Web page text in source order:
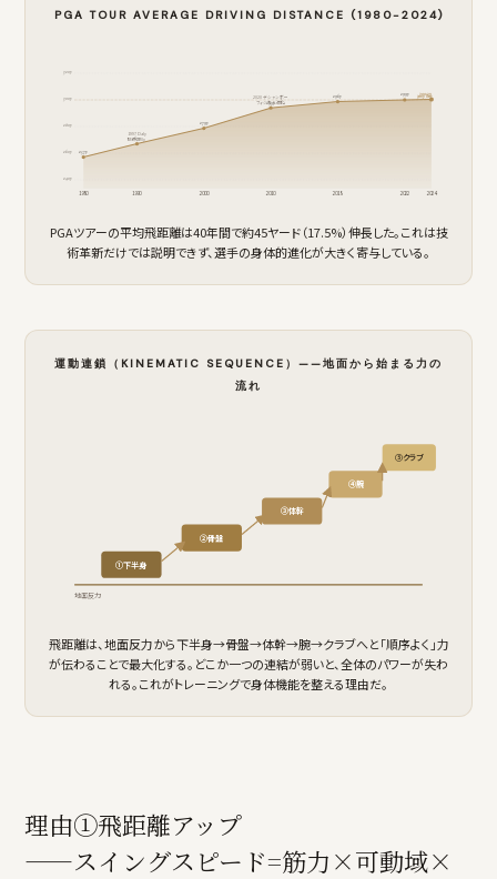
PGA TOUR AVERAGE DRIVING DISTANCE (1980-2024)
320y
300y
280y
260y
240y
300y line
257y
267y
279y
293y
296y 299y 300.2y
1980 1990 2000 2010 2018 2022 2024
1997 Daly
初の300y
2020 デシャンボー
フィジカル強化
PGAツアーの平均飛距離は40年間で約45ヤード（17.5%）伸長した。これは技
術革新だけでは説明できず、選手の身体的進化が大きく寄与している。
運動連鎖（KINEMATIC SEQUENCE）——地面から始まる力の
流れ
地面反力
①下半身
②骨盤
③体幹
④腕
⑤クラブ
飛距離は、地面反力から下半身→骨盤→体幹→腕→クラブへと「順序よく」力
が伝わることで最大化する。どこか一つの連結が弱いと、全体のパワーが失わ
れる。これがトレーニングで身体機能を整える理由だ。
理由①飛距離アップ
——スイングスピード=筋力×可動域×